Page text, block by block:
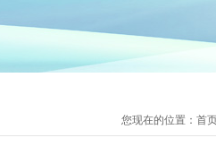
您现在的位置： 首